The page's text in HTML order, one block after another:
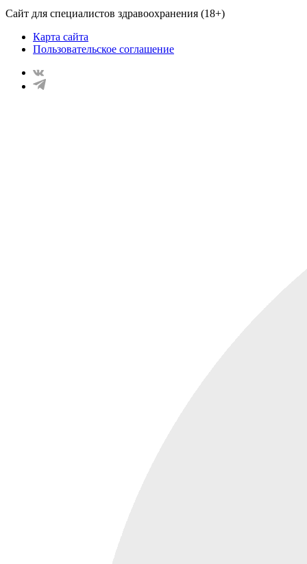
Сайт для специалистов здравоохранения (18+)
Карта сайта
Пользовательское соглашение